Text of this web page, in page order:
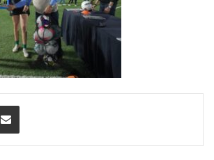
Compartir por correo electrónico